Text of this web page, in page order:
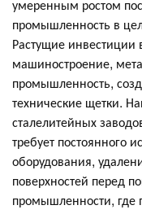
умеренным ростом
промышленность в
Растущие инвестиции
машиностроение,
промышленность,
технические щетки.
сталелитейных
требует постоянного
оборудования,
поверхностей перед
промышленности, где